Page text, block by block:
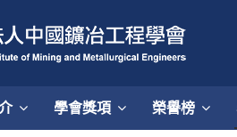
學會獎項 榮譽榜